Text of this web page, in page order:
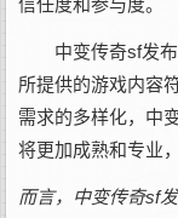
信任度和参与度。
中变传奇sf发
所提供的游戏内容
需求的多样化，中
将更加成熟和专业
而言，中变传奇sf